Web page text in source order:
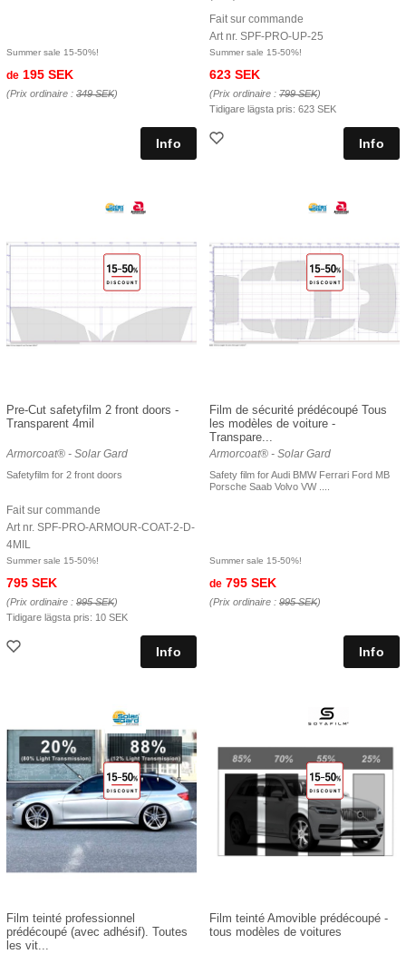
Summer sale 15-50%!
de 195 SEK
(Prix ordinaire : 349 SEK)
Fait sur commande
Art nr. SPF-PRO-UP-25
Summer sale 15-50%!
623 SEK
(Prix ordinaire : 799 SEK)
Tidigare lägsta pris: 623 SEK
Pre-Cut safetyfilm 2 front doors -
Transparent 4mil
Armorcoat® - Solar Gard
Safetyfilm for 2 front doors
Fait sur commande
Art nr. SPF-PRO-ARMOUR-COAT-2-D-
4MIL
Summer sale 15-50%!
795 SEK
(Prix ordinaire : 995 SEK)
Tidigare lägsta pris: 10 SEK
Film de sécurité prédécoupé Tous
les modèles de voiture -
Transpare...
Armorcoat® - Solar Gard
Safety film for Audi BMW Ferrari Ford MB
Porsche Saab Volvo VW ....
Summer sale 15-50%!
de 795 SEK
(Prix ordinaire : 995 SEK)
Film teinté professionnel
prédécoupé (avec adhésif). Toutes
les vit...
Film teinté Amovible prédécoupé -
tous modèles de voitures